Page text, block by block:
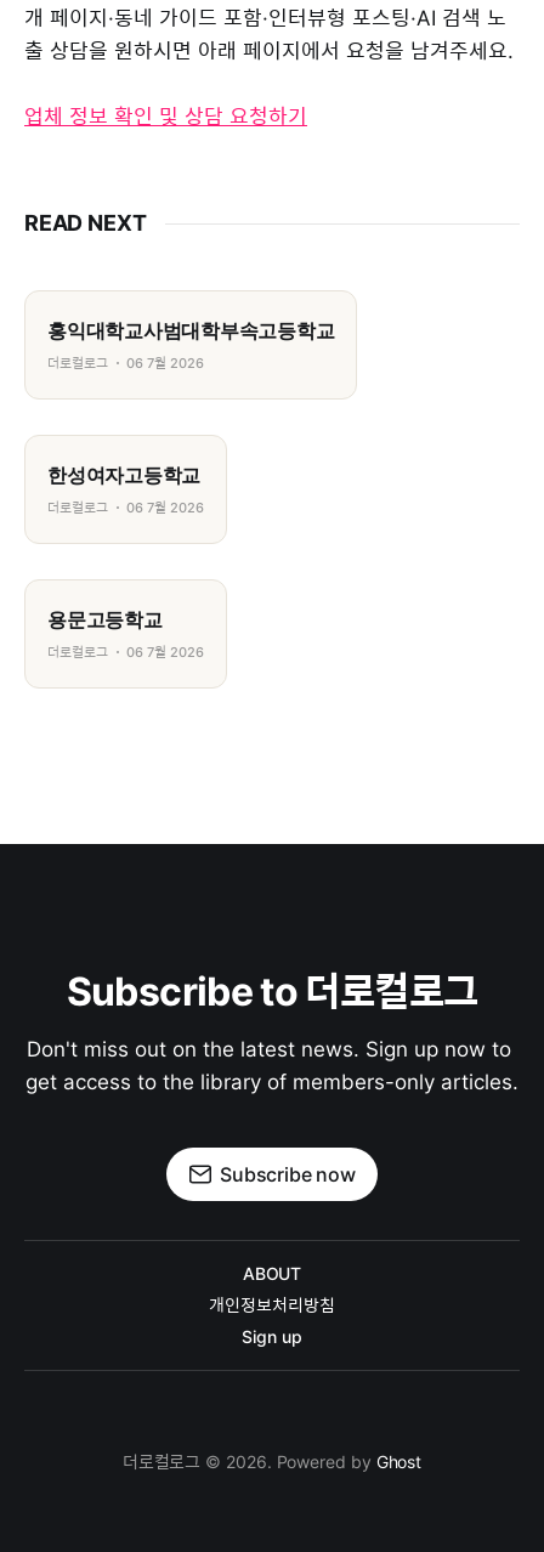
개 페이지·동네 가이드 포함·인터뷰형 포스팅·AI 검색 노
출 상담을 원하시면 아래 페이지에서 요청을 남겨주세요.
업체 정보 확인 및 상담 요청하기
READ NEXT
홍익대학교사범대학부속고등학교
더로컬로그 06 7월 2026
한성여자고등학교
더로컬로그 06 7월 2026
용문고등학교
더로컬로그 06 7월 2026
Subscribe to 더로컬로그
Don't miss out on the latest news. Sign up now to
get access to the library of members-only articles.
Subscribe now
ABOUT
개인정보처리방침
Sign up
더로컬로그 © 2026. Powered by Ghost